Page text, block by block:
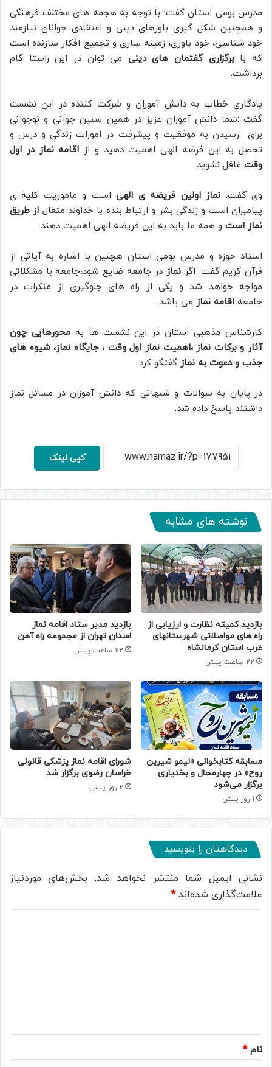
مدرس بومی استان گفت: با توجه به هجمه های مختلف فرهنگی
و همچنین شکل گیری باورهای دینی و اعتقادی جوانان نیازمند
خود شناسی، خود باوری، زمینه سازی و تجمیع افکار سازنده است
که بابرگزاری گفتمان های دینی می توان در این راستا گام
برداشت.
یادگاری خطاب به دانش آموزان و شرکت کننده در این نشست
گفت :شما دانش آموزان عزیز در همین سنین جوانی و نوجوانی
برای رسیدن به موفقیت و پیشرفت در امورات زندگی و درس و
تحصل به این فرضه الهی اهمیت دهید و از اقامه نماز در اول
وقت غافل نشوید.
وی گفت: نماز اولین فریضه ی الهیاست و ماموریت کلیه ی
پیامبران است و زندگی بشر و ارتباط بنده با خداوند متعال از طریق
نماز است و همه ما باید به این فریضه الهی اهمیت دهند.
استاد حوزه و مدرس بومی استان هچنین با اشاره به آیاتی از
قرآن کریم گفت: اگر نماز در جامعه ضایع شود،جامعه با مشکلاتی
مواجه خواهد شد و یکی از راه های جلوگیری از منکرات در
جامعه اقامه نماز می باشد.
کارشناس مذهبی استان در این نشست ها بهمحورهایی چون
آثار و برکات نماز ،اهمیت نماز اول وقت ، جایگاه نماز، شیوه های
جذب و دعوت به نماز گفتگو کرد.
در پایان به سوالات و شبهاتی که دانش آموزان در مسائل نماز
داشتند پاسخ داده شد.
کپی لینک
نوشته های مشابه
بازدید کمیته نظارت و ارزیابی از
راه های مواصلاتی شهرستانهای
غرب استان کرمانشاه
22 ساعت پیش
بازدید مدیر ستاد اقامه نماز
استان تهران از مجموعه راه آهن
22 ساعت پیش
مسابقه کتابخوانی «لیمو شیرین
روح» در چهارمحال و بختیاری
برگزار می‌شود
1 روز پیش
شورای اقامه نماز پزشکی قانونی
خراسان رضوی برگزار شد
2 روز پیش
دیدگاهتان را بنویسید
نشانی ایمیل شما منتشر نخواهد شد. بخش‌های موردنیاز
علامت‌گذاری شده‌اند*
نام*